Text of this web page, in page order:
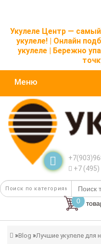
Укулеле Центр —
укулеле! | Онлайн
укулеле | Бережно
Меню
+7
0
Blog Лучшие укулеле для